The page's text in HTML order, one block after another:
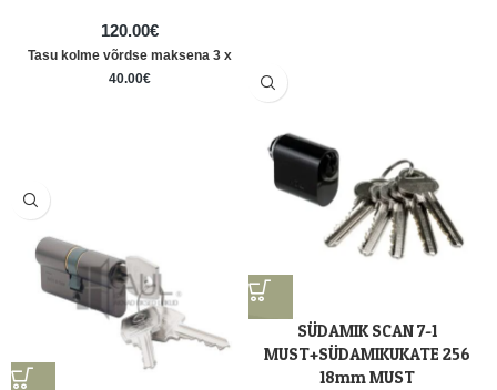
120.00€
Tasu kolme võrdse maksena 3 x
40.00€
SÜDAMIK SCAN 7-1
MUST+SÜDAMIKUKATE 256
18mm MUST